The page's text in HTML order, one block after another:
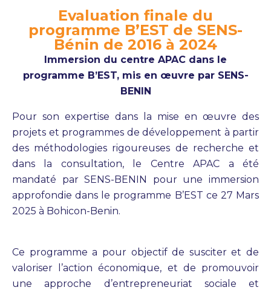
Evaluation finale du
programme B’EST de SENS-
Bénin de 2016 à 2024
Immersion du centre APAC dans le
programme B’EST, mis en œuvre par SENS-
BENIN
Pour son expertise dans la mise en œuvre des
projets et programmes de développement à partir
des méthodologies rigoureuses de recherche et
dans la consultation, le Centre APAC a été
mandaté par SENS-BENIN pour une immersion
approfondie dans le programme B’EST ce 27 Mars
2025 à Bohicon-Benin.
Ce programme a pour objectif de susciter et de
valoriser l’action économique, et de promouvoir
une approche d’entrepreneuriat sociale et